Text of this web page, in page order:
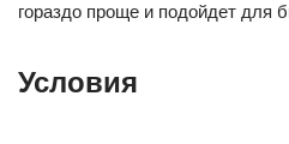
гораздо проще и подойдет для
Условия